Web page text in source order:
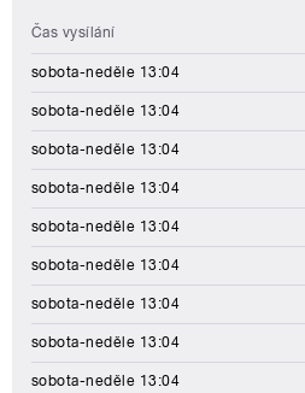
Čas vysílání
sobota-neděle 13:04
sobota-neděle 13:04
sobota-neděle 13:04
sobota-neděle 13:04
sobota-neděle 13:04
sobota-neděle 13:04
sobota-neděle 13:04
sobota-neděle 13:04
sobota-neděle 13:04